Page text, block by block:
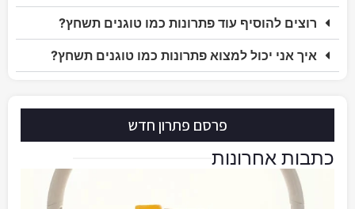
רוצים להוסיף עוד פתרונות כמו טוגנים תשחץ?
איך אני יכול למצוא פתרונות כמו טוגנים תשחץ?
פרסם פתרון חדש
כתבות אחרונות